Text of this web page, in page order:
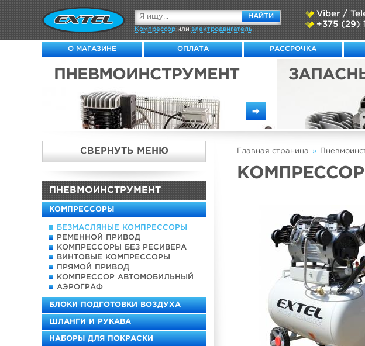
НАЙТИ
Компрессор или электродвигатель
Viber /
+375 (29)
О МАГАЗИНЕ ОПЛАТА РАССРОЧКА
ПНЕВМОИНСТРУМЕНТ
⮕
CВЕРНУТЬ МЕНЮ
ПНЕВМОИНСТРУМЕНТ
КОМПРЕССОРЫ
БЕЗМАСЛЯНЫЕ КОМПРЕССОРЫ
РЕМЕННОЙ ПРИВОД
КОМПРЕССОРЫ БЕЗ РЕСИВЕРА
ВИНТОВЫЕ КОМПРЕССОРЫ
ПРЯМОЙ ПРИВОД
КОМПРЕССОР АВТОМОБИЛЬНЫЙ
АЭРОГРАФ
БЛОКИ ПОДГОТОВКИ ВОЗДУХА
ШЛАНГИ И РУКАВА
НАБОРЫ ДЛЯ ПОКРАСКИ
Главная страница »
КОМПРЕССОР